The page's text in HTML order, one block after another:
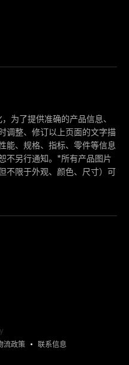
为了提供准确的产品信息、
调整、修订以上页面的文字描
能、规格、指标、零件等信息
不另行通知。*所有产品图片
不限于外观、颜色、尺寸）可
流政策 联系信息